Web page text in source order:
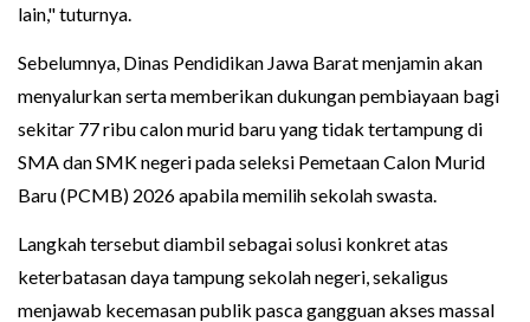
lain," tuturnya.
Sebelumnya, Dinas Pendidikan Jawa Barat menjamin akan
menyalurkan serta memberikan dukungan pembiayaan bagi
sekitar 77 ribu calon murid baru yang tidak tertampung di
SMA dan SMK negeri pada seleksi Pemetaan Calon Murid
Baru (PCMB) 2026 apabila memilih sekolah swasta.
Langkah tersebut diambil sebagai solusi konkret atas
keterbatasan daya tampung sekolah negeri, sekaligus
menjawab kecemasan publik pasca gangguan akses massal